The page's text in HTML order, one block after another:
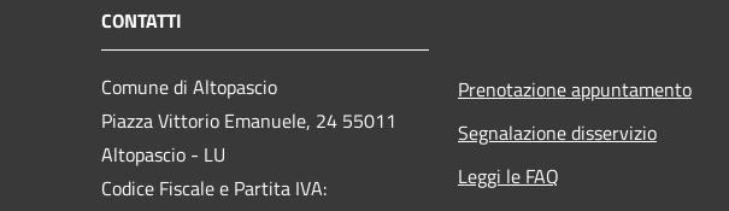
CONTATTI
Comune di Altopascio
Piazza Vittorio Emanuele, 24 55011
Altopascio - LU
Codice Fiscale e Partita IVA:
Prenotazione appuntamento
Segnalazione disservizio
Leggi le FAQ